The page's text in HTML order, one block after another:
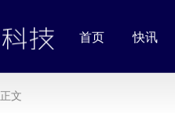
首页 快讯
正文